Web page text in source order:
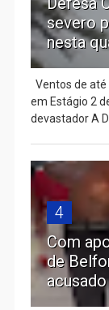
severo
nesta
Ventos de
em Estágio 2
devastador A
4
Com
de